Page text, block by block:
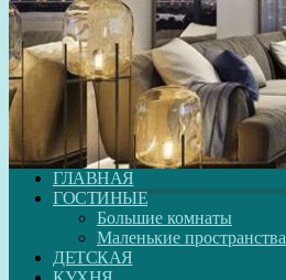
ГЛАВНАЯ
ГОСТИНЫЕ
Большие комнаты
Маленькие пространства
ДЕТСКАЯ